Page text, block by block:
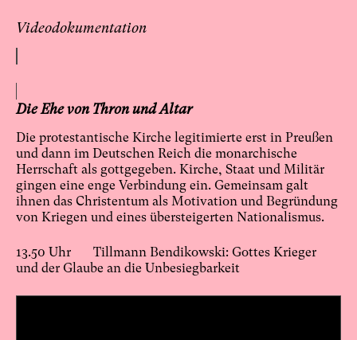
Videodokumentation
Die Ehe von Thron und Altar
Die protestantische Kirche legitimierte erst in Preußen
und dann im Deutschen Reich die monarchische
Herrschaft als gottgegeben. Kirche, Staat und Militär
gingen eine enge Verbindung ein. Gemeinsam galt
ihnen das Christentum als Motivation und Begründung
von Kriegen und eines übersteigerten Nationalismus.
13.50 Uhr Tillmann Bendikowski: Gottes Krieger
und der Glaube an die Unbesiegbarkeit